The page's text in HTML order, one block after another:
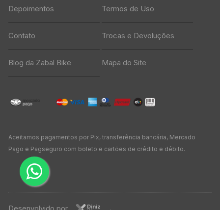
Depoimentos Termos de Uso
Contato Trocas e Devoluções
Blog da Zabal Bike Mapa do Site
Aceitamos pagamentos por Pix, transferência bancária, Mercado
Pago e Pagseguro com boleto e cartões de crédito e débito.
Diniz